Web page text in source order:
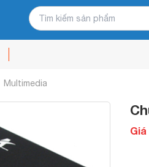
Multimedia